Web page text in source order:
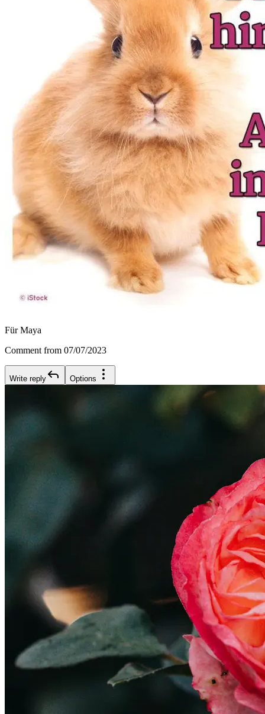
Für Maya
Comment from 07/07/2023
Write reply Options